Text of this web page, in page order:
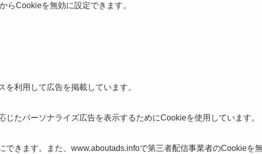
らCookieを無効に設定できます。
利用して広告を掲載しています。
たパーソナライズ広告を表示するためにCookieを使用しています。
できます。また、www.aboutads.infoで第三者配信事業者のCookieを